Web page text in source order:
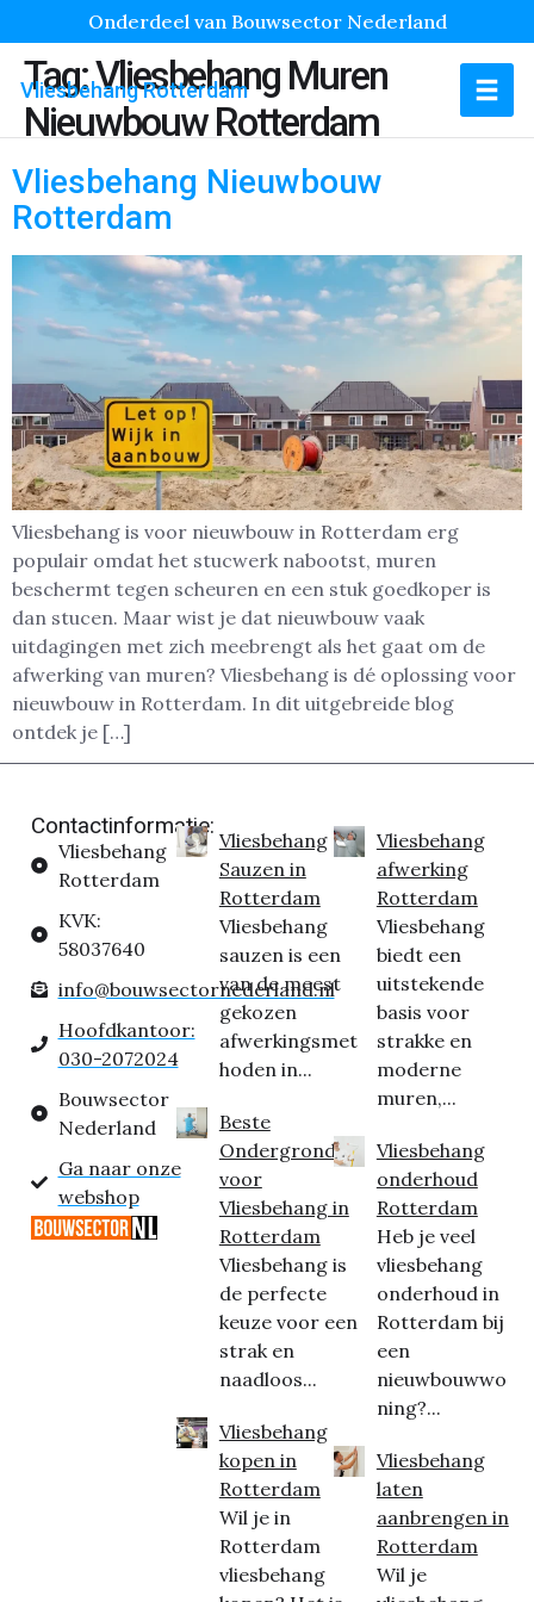
Onderdeel van Bouwsector Nederland
Vliesbehang Rotterdam
Tag:Vliesbehang Muren
Nieuwbouw Rotterdam
Vliesbehang Nieuwbouw
Rotterdam
Vliesbehang is voor nieuwbouw in Rotterdam erg
populair omdat het stucwerk nabootst, muren
beschermt tegen scheuren en een stuk goedkoper is
dan stucen. Maar wist je dat nieuwbouw vaak
uitdagingen met zich meebrengt als het gaat om de
afwerking van muren? Vliesbehang is dé oplossing voor
nieuwbouw in Rotterdam. In dit uitgebreide blog
ontdek je […]
Contactinformatie:
Vliesbehang
Rotterdam
KVK:
58037640
info@bouwsectornederland.nl
Hoofdkantoor:
030-2072024
Bouwsector
Nederland
Ga naar onze
webshop
Vliesbehang
Sauzen in
Rotterdam
Vliesbehang
sauzen is een
van de meest
gekozen
afwerkingsmet
hoden in...
Beste
Ondergrond
voor
Vliesbehang in
Rotterdam
Vliesbehang is
de perfecte
keuze voor een
strak en
naadloos...
Vliesbehang
kopen in
Rotterdam
Wil je in
Rotterdam
vliesbehang
Vliesbehang
afwerking
Rotterdam
Vliesbehang
biedt een
uitstekende
basis voor
strakke en
moderne
muren,...
Vliesbehang
onderhoud
Rotterdam
Heb je veel
vliesbehang
onderhoud in
Rotterdam bij
een
nieuwbouwwo
ning?...
Vliesbehang
laten
aanbrengen in
Rotterdam
Wil je